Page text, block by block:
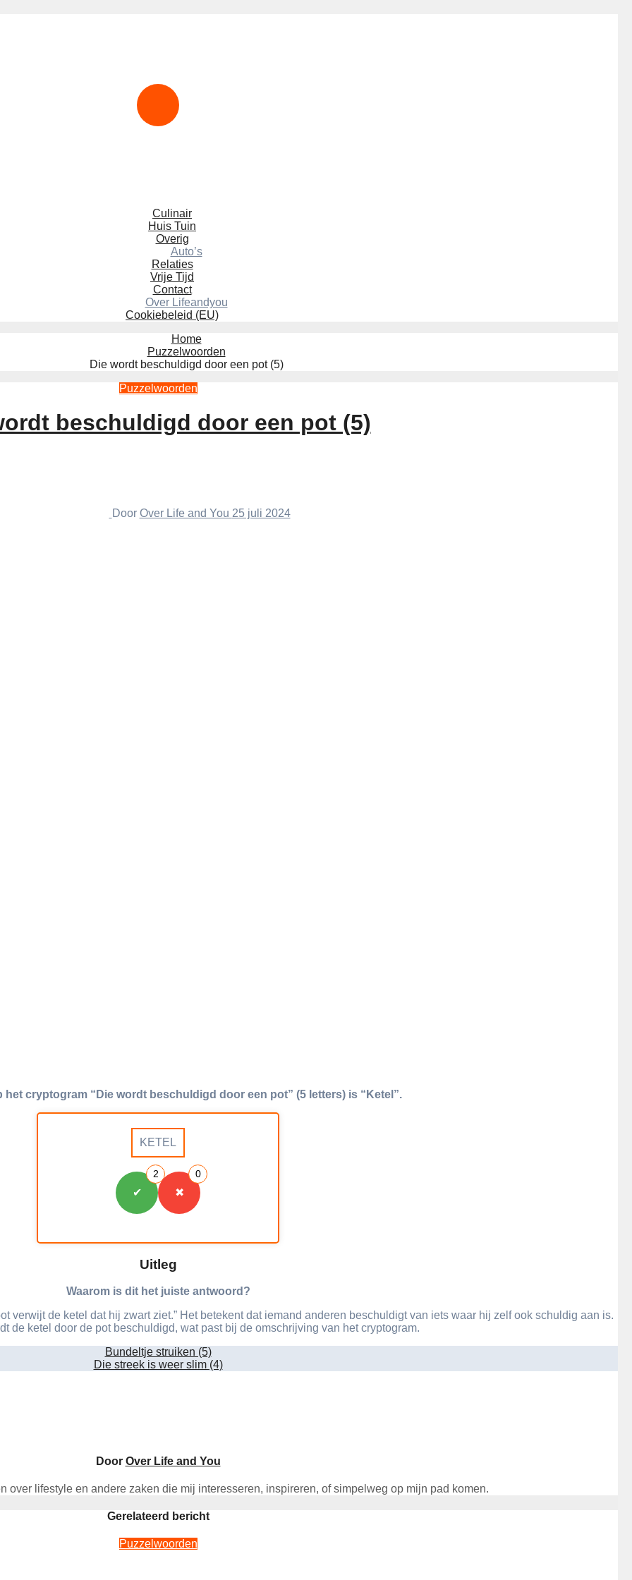
Culinair
Huis Tuin
Overig
Auto’s
Relaties
Vrije Tijd
Contact
Over Lifeandyou
Cookiebeleid (EU)
Home
Puzzelwoorden
Die wordt beschuldigd door een pot (5)
Puzzelwoorden
beschuldigd door een pot (5)
Door Over Life and You 25 juli 2024
het cryptogram “Die wordt beschuldigd door een pot” (5 letters) is “Ketel”.
KETEL
2
✔
0
✖
Uitleg
Waarom is dit het juiste antwoord?
verwijt de ketel dat hij zwart ziet.” Het betekent dat iemand anderen beschuldigt van iets waar hij zelf ook schuldig aan is.
de ketel door de pot beschuldigd, wat past bij de omschrijving van het cryptogram.
Bundeltje struiken (5)
Die streek is weer slim (4)
Door Over Life and You
over lifestyle en andere zaken die mij interesseren, inspireren, of simpelweg op mijn pad komen.
Gerelateerd bericht
Puzzelwoorden